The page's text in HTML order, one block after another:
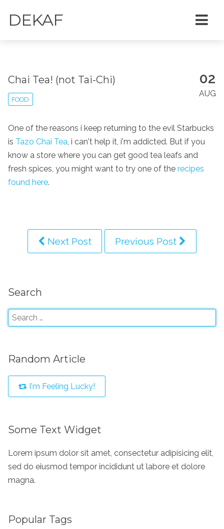
DEKAF
02
AUG
Chai Tea! (not Tai-Chi)
FOOD
One of the reasons i keep returning to the evil Starbucks
is Tazo Chai Tea , i can't help it, i'm addicted. But if you
know a store where you can get good tea leafs and
fresh spices, you might want to try one of the recipes
found here.
Next Post Previous Post
Search
Random Article
I'm Feeling Lucky!
Some Text Widget
Lorem ipsum dolor sit amet, consectetur adipisicing elit,
sed do eiusmod tempor incididunt ut labore et dolore
magna.
Popular Tags